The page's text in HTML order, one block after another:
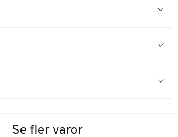
Se fler varor